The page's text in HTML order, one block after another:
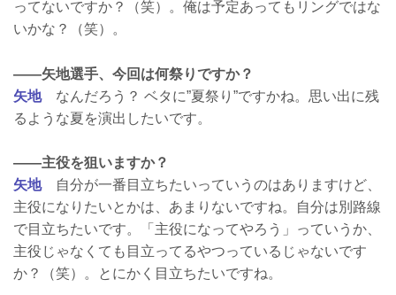
ってないですか？（笑）。俺は予定あってもリングではな
いかな？（笑）。
——矢地選手、今回は何祭りですか？
矢地なんだろう？ ベタに”夏祭り”ですかね。思い出に残
るような夏を演出したいです。
——主役を狙いますか？
矢地自分が一番目立ちたいっていうのはありますけど、
主役になりたいとかは、あまりないですね。自分は別路線
で目立ちたいです。「主役になってやろう」っていうか、
主役じゃなくても目立ってるやつっているじゃないです
か？（笑）。とにかく目立ちたいですね。